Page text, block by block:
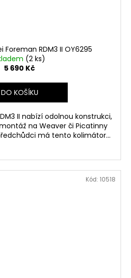
Foreman RDM3 II OY6295
(2 ks)
5 690 Kč
DO KOŠÍKU
II nabízí odolnou konstrukci,
na Weaver či Picatinny
má tento kolimátor...
Kód: 10518